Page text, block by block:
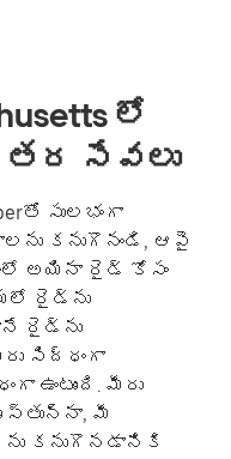
లో
సేవలు
సులభంగా
కనుగొనండి, ఆపై
అయినా రైడ్ కోసం
రైడ్‌ను
రైడ్‌ను
సిద్ధంగా
ఉంటుంది. మీరు
కనుగొనడానికి